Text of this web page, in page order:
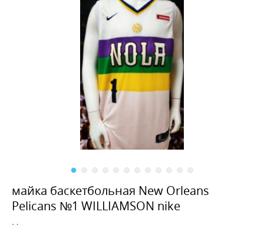
майка баскетбольная New Orleans
Pelicans №1 WILLIAMSON nike